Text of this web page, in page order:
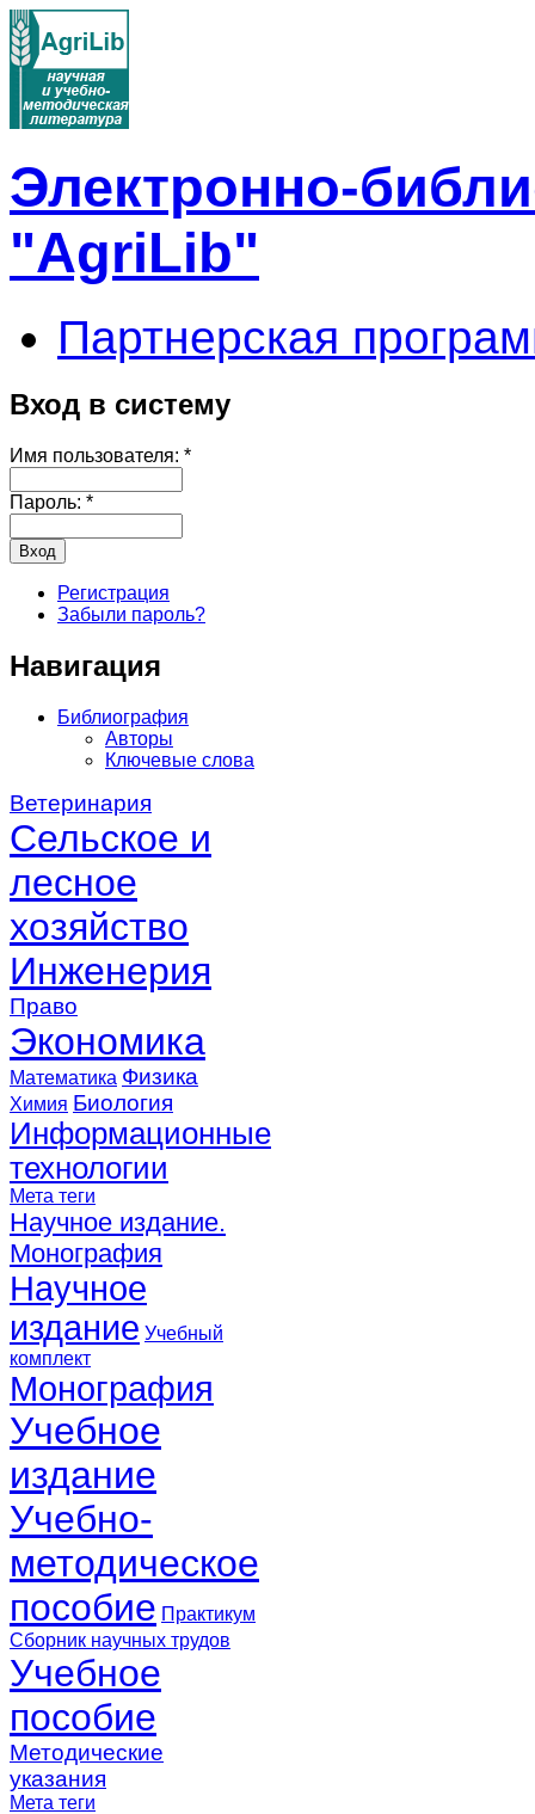
Электронно-
"AgriLib"
Партнерская
Вход в систему
Имя пользователя: *
Пароль: *
Регистрация
Забыли пароль?
Навигация
Библиография
Авторы
Ключевые слова
Ветеринария
Сельское и
лесное
хозяйство
Инженерия
Право
Экономика
Математика Физика
Химия Биология
Информационные
технологии
Мета теги
Научное издание.
Монография
Научное
издание Учебный
комплект
Монография
Учебное
издание
Учебно-
методическое
пособие Практикум
Сборник научных трудов
Учебное
пособие
Методические
указания
Мета теги